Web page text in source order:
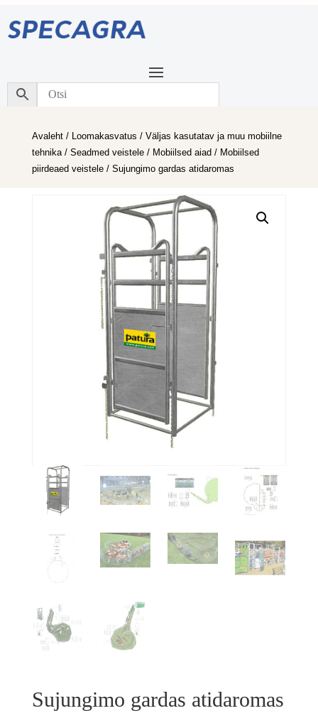
Avaleht/ Loomakasvatus / Väljas kasutatav ja muu mobiilne
tehnika/ Seadmed veistele/ Mobiilsed aiad / Mobiilsed
piirdeaed veistele/ Sujungimo gardas atidaromas
Sujungimo gardas atidaromas